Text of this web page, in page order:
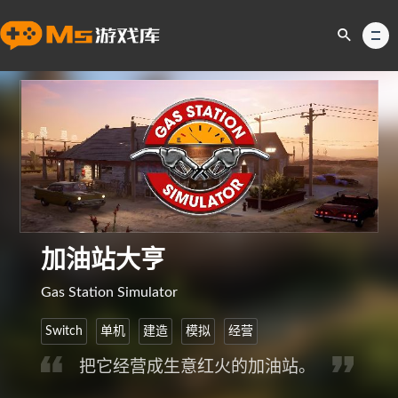
加油站大亨
Gas Station Simulator
Switch 单机 建造 模拟 经营
把它经营成生意红火的加油站。